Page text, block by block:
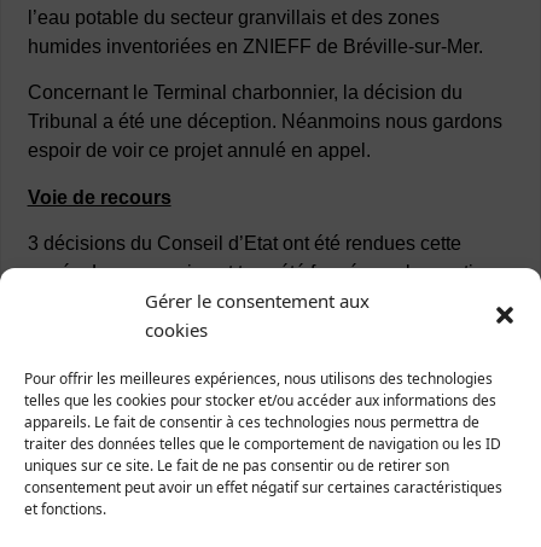
Gérer le consentement aux
cookies
Pour offrir les meilleures expériences, nous utilisons des technologies
telles que les cookies pour stocker et/ou accéder aux informations des
appareils. Le fait de consentir à ces technologies nous permettra de
traiter des données telles que le comportement de navigation ou les ID
uniques sur ce site. Le fait de ne pas consentir ou de retirer son
consentement peut avoir un effet négatif sur certaines caractéristiques
et fonctions.
l’eau potable du secteur granvillais et des zones
humides inventoriées en ZNIEFF de Bréville-sur-Mer.
Concernant le Terminal charbonnier, la décision du
Tribunal a été une déception. Néanmoins nous gardons
espoir de voir ce projet annulé en appel.
Voie de recours
3 décisions du Conseil d’Etat ont été rendues cette
année. Les pourvois ont tous été formés par les parties
adverses. Ces pourvois n’ont pas été admis. Les
décisions favorables pour la nature sont donc
Sur les 12 décisions de première instance favorables 8
appels ont été formés et donc seulement 4 décisions
sont définitives.
Sur les voies de recours exercées par l’association,